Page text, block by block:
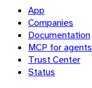
App
Companies
Documentation
MCP for agents
Trust Center
Status